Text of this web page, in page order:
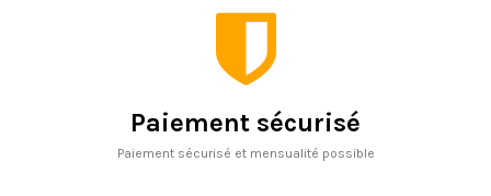
Paiement sécurisé
Paiement sécurisé et mensualité possible